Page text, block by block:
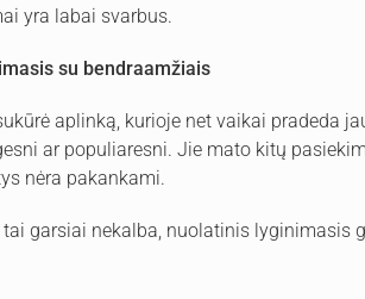
yra labai svarbus.
su bendraamžiais
aplinką, kurioje net vaikai pradeda
ar populiaresni. Jie mato kitų
nėra pakankami.
tai garsiai nekalba, nuolatinis lyginimasis